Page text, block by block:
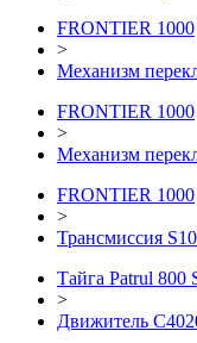
FRONTIER 1000
>
Механизм
FRONTIER 1000
>
Механизм
FRONTIER 1000
>
Трансмиссия
Тайга Patrul 800
>
Движитель